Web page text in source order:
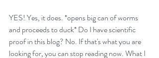
YES! Yes, it does. *opens big can of worms
and proceeds to duck* Do I have scientific
proof in this blog? No. If that's what you are
looking for, you can stop reading now. What I